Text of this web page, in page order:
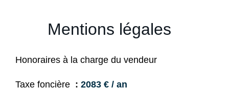
Mentions légales
Honoraires à la charge du vendeur
Taxe foncière 2083 € / an